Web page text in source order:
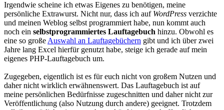
Irgendwie scheine ich etwas Eigenes zu benötigen, meine
persönliche Extrawurst. Nicht nur, dass ich auf WordPress verzichte
und meinen Weblog selbst programmiert habe, nun kommt auch
noch ein selbstprogrammiertes Lauftagebuch hinzu. Obwohl es
eine so großeAuswahl an Lauftagebüchern gibt und ich über zwei
Jahre lang Excel hierfür genutzt habe, steige ich gerade auf mein
eigenes PHP-Lauftagebuch um.
Zugegeben, eigentlich ist es für euch nicht von großem Nutzen und
daher nicht wirklich erwähnenswert. Das Lauftagebuch ist auf
meine persönlichen Bedürfnisse zugeschnitten und daher nicht zur
Veröffentlichung (also Nutzung durch andere) geeignet. Trotzdem